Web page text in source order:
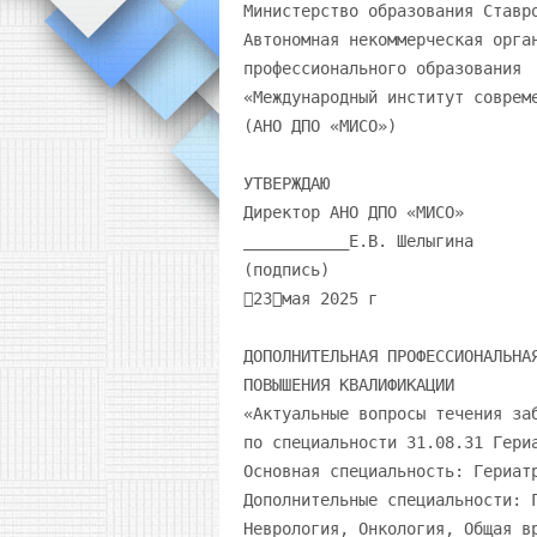
Министерство образования Ставропольского края Автономная некоммерческая организация дополнительного профессионального образования «Международный институт современного образования» (АНО ДПО «МИСО») УТВЕРЖДАЮ Директор АНО ДПО «МИСО» ___________Е.В. Шелыгина (подпись) 23мая 2025 г ДОПОЛНИТЕЛЬНАЯ ПРОФЕССИОНАЛЬНАЯ ПРОГРАММА ПОВЫШЕНИЯ КВАЛИФИКАЦИИ «Актуальные вопросы течения заболеваний в гериатрии» по специальности 31.08.31 Гериатрия Основная специальность: Гериатрия Дополнительные специальности: Гастроэнтерология, Кардиология, Лечебное дело, Неврология, Онкология, Общая врачебная практика, Психиатрия, Терапия (72 академических часа) г. Ессентуки, 2025 г. 1 1. Общая характеристика программы 1.1. Аннотация 1.1.1. Нормативно-правовая база Дополнительная профессиональная программа повышения квалификации «Актуальные вопросы течения заболеваний в гериатрии» разработана на основании: 1. Приказа Министерства труда и социальной защиты РФ от 17 июня 2019 г. N 413н "Об утверждении профессионального стандарта "Врач-гериатр" 2. Приказа Министерства науки и высшего образования Российской Федерации от 30.06.2021 № 561 "Об утверждении федерального государственного образовательного стандарта высшего образования - подготовка кадров высшей квалификации по программам ординатуры по специальности 31.08.31 Гериатрия" 3. Приказа Министерства здравоохранения Российской Федерации от 02.05.2023 № 206н "Об утверждении Квалификационных требований к медицинским и фармацевтическим работникам с высшим образованием" 4. Приказа Минобрнауки России от 01.07.2013 N 499 «Об утверждении Порядка организации и осуществления образовательной деятельности по дополнительным профессиональным программам»; 5. Федерального закона от 29 декабря 2012г. N 273-ФЗ «Об образовании в Российской Федерации» 6. Приказа Минздравсоцразвития России от 23.07.2010 г. №541н «Об утверждении Единого квалификационного справочника должностей руководителей, специалистов и служащих, раздел «Квалификационные характеристики должностей работников в сфере здравоохранения» (зарегистрировано в Минюсте России 25.08.2010 г. № 18247) 1.1.2. Актуальность Актуальность программы обусловлена необходимостью постоянного совершенствования профессиональных компетенции врачей-гериатров в вопросах профессиональной деятельности в соответствии с требованиями Приказа Министерства труда и социальной защиты РФ от 17 июня 2019 г. N 413н "Об утверждении профессионального стандарта "Врач-гериатр". Программа также будет интересна медицинским специалистам по дополнительным специальностям, в вопросах диагностики и лечения наиболее распространенных заболеваний в пожилом и старческом возрасте. Освоение дополнительной профессиональной программы повышения квалификации «Актуальные вопросы течения заболеваний в гериатрии» направлено на совершенствование профессиональных компетенций (в соответствии с Профстандартом): 1. Проведение обследования пациентов пожилого и старческого возраста с целью установления диагноза и определения функционального статуса B/01.8. 2. Назначение лечения пациентам пожилого и старческого возраста, контроль его эффективности и безопасности В/02.8. 2 1.1.3. Тематическое содержание Программы Модуль 1. Общие вопросы гериатрии Тема 1. Современные концепции старения Тема 2. Основные гериатрические синдромы Модуль 2. Психические расстройства и расстройства поведения в гериатрии Тема 1. Деменция и недементные когнитивные расстройства в пожилом и старческом возрасте Тема 2. Неврологические и психоэмоциональные нарушения в пожилом и старческом возрасте Модуль 3. Онкологические заболевания у лиц пожилого и старческого возраста Тема 1. Злокачественные новообразования у лиц пожилого и старческого возраста Тема 2. Терапия злокачественных новообразований в гериатрической онкологии Модуль 4. Наиболее распространенные заболевания в гериатрии Тема 1. Наиболее распространенные заболевания пожилых людей Тема 2. Основы паллиативной гериатрии 1.1.4. Формы обучения и сроки освоения дополнительной профессиональной программы Общая трудоемкость: 72 часа. Общая продолжительность программы: 12 дней, 2 недели Форма обучения: заочная, с применением электронного дистанционных образовательных технологий. Режим занятий: не более 8 ак.ч. в день, не более 6 дней в неделю обучения и 1.2. Цель и задачи реализации программы Цель: совершенствование теоретических знаний, умений и профессиональных компетенций специалиста, обладающего системой знаний, умений, навыков и компетенций, способного и готового для самостоятельной профессиональной деятельности. Задачи: 1. По основной специальности: Систематизация и углубление профессиональных знаний, обеспечивающих совершенствование профессиональных компетенций врачей-гериатров в вопросах профессиональной деятельности в соответствии с требованиями Приказа Министерства труда и социальной защиты РФ от 17 июня 2019 г. N 413н "Об утверждении профессионального стандарта "Врач-гериатр". Совершенствуемые профессиональные компетенции по основной специальности: 1. Проведение обследования пациентов пожилого и старческого возраста с целью установления диагноза и определения функционального статуса B/01.8. 2. Назначение лечения пациентам пожилого и старческого возраста, контроль его эффективности и безопасности В/02.8. 2. Цель и задачи по дополнительным специальностям: Систематизация и углубление профессиональных знаний, обеспечивающих совершенствование профессиональных компетенций по следующим дополнительным специальностям: Специальность Совершенствуемая трудовая функция (профессиональная Обоснование 3 Гастроэнтерология Кардиология Лечебное дело Неврология Онкология Общая врачебная практика (семейная медицина) Психиатрия компетенция) Назначение лечения пациентам с заболеваниями и (или) состояниями пищеварительной системы и контроль его эффективности и безопасности A/02.8 Назначение лечения пациентам при заболеваниях и (или) состояниях сердечнососудистой системы, контроль его эффективности и безопасности А/02.8 Проведение обследования пациента с целью установления диагноза А/02.7 Назначение лечения и контроль его эффективности и безопасности А/03.7 Назначение лечения пациентам при заболеваниях и (или) состояниях нервной системы, контроль его эффективности и безопасности А/02.8 Диагностика в целях выявления онкологического заболевания, его прогрессирования A/01.8 Проведение обследования пациентов с целью установления диагноза A/01.8 Назначение лечения и контроль его эффективности и безопасности A/02.8 Проведение клинического обследования взрослых пациентов с целью установления диагноза психического расстройства, Приказ Министерства труда и социальной защиты РФ от 11 марта 2019 г. N 139н "Об утверждении